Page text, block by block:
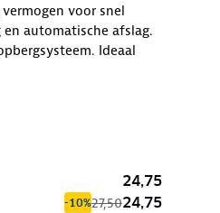
voor snel
automatische afslag.
Ideaal
24,75
-10%27,5024,75